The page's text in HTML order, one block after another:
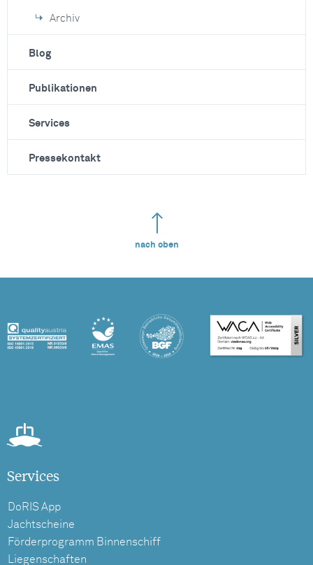
Archiv
Blog
Publikationen
Services
Pressekontakt
nach oben
Services
DoRIS App
Jachtscheine
Förderprogramm Binnenschiff
Liegenschaften